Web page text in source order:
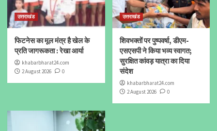
उत्तराखंड
फिटनेस का मूल मंत्र है खेल के
प्रति जागरूकता : रेखा आर्या
khabarbharat24.com
2 August 2026
0
उत्तराखंड
शिवभक्तों पर पुष्पवर्षा, डीएम-
एसएसपी ने किया भव्य स्वागत;
सुरक्षित कांवड़ यात्रा का दिया
संदेश
khabarbharat24.com
2 August 2026
0